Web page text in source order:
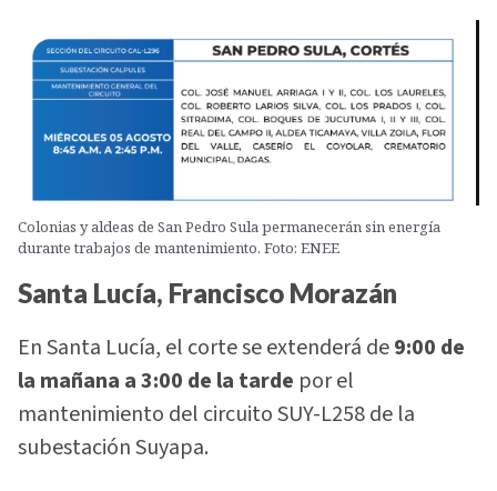
Colonias y aldeas de San Pedro Sula permanecerán sin energía
durante trabajos de mantenimiento. Foto: ENEE
Santa Lucía, Francisco Morazán
En Santa Lucía, el corte se extenderá de9:00 de
la mañana a 3:00 de la tarde por el
mantenimiento del circuito SUY-L258 de la
subestación Suyapa.